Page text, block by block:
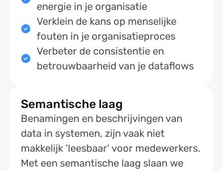
energie in je organisatie
Verklein de kans op menselijke
fouten in je organisatieproces
Verbeter de consistentie en
betrouwbaarheid van je dataflows
Semantische laag
Benamingen en beschrijvingen van
data in systemen, zijn vaak niet
makkelijk ‘leesbaar’ voor medewerkers.
Met een semantische laag slaan we